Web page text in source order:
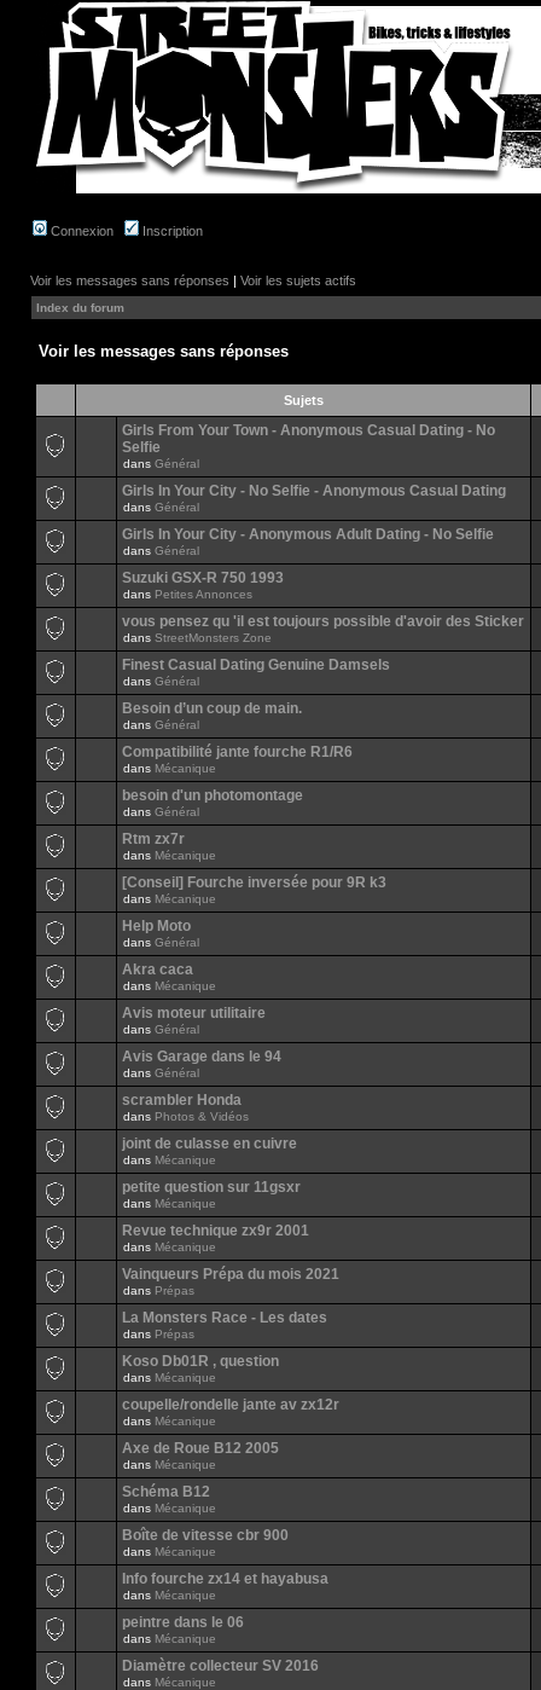
Connexion Inscription
Voir les messages sans réponses | Voir les sujets actifs
Index du forum
Voir les messages sans réponses
Sujets
Girls From Your Town - Anonymous Casual Dating - No
Selfie
dans Général
Girls In Your City - No Selfie - Anonymous Casual Dating
dans Général
Girls In Your City - Anonymous Adult Dating - No Selfie
dans Général
Suzuki GSX-R 750 1993
dans Petites Annonces
vous pensez qu 'il est toujours possible d'avoir des Sticker
dans StreetMonsters Zone
Finest Сasual Dating Genuine Damsels
dans Général
Besoin d’un coup de main.
dans Général
Compatibilité jante fourche R1/R6
dans Mécanique
besoin d'un photomontage
dans Général
Rtm zx7r
dans Mécanique
[Conseil] Fourche inversée pour 9R k3
dans Mécanique
Help Moto
dans Général
Akra caca
dans Mécanique
Avis moteur utilitaire
dans Général
Avis Garage dans le 94
dans Général
scrambler Honda
dans Photos & Vidéos
joint de culasse en cuivre
dans Mécanique
petite question sur 11gsxr
dans Mécanique
Revue technique zx9r 2001
dans Mécanique
Vainqueurs Prépa du mois 2021
dans Prépas
La Monsters Race - Les dates
dans Prépas
Koso Db01R , question
dans Mécanique
coupelle/rondelle jante av zx12r
dans Mécanique
Axe de Roue B12 2005
dans Mécanique
Schéma B12
dans Mécanique
Boîte de vitesse cbr 900
dans Mécanique
Info fourche zx14 et hayabusa
dans Mécanique
peintre dans le 06
dans Mécanique
Diamètre collecteur SV 2016
dans Mécanique